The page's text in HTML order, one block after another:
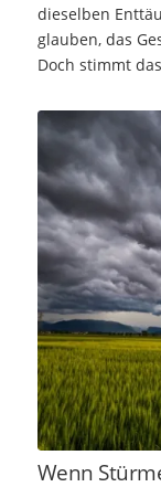
dieselben
glauben, das
Wenn